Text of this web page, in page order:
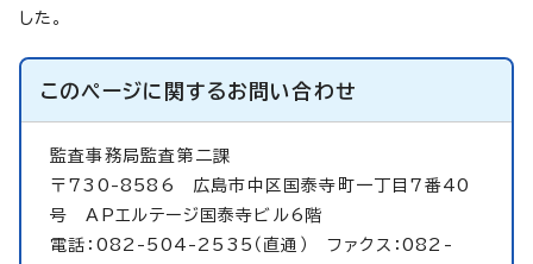
した。
このページに関するお問い合わせ
監査事務局監査第二課
〒730-8586 広島市中区国泰寺町一丁目7番40
号 APエルテージ国泰寺ビル6階
電話：082-504-2535（直通） ファクス：082-